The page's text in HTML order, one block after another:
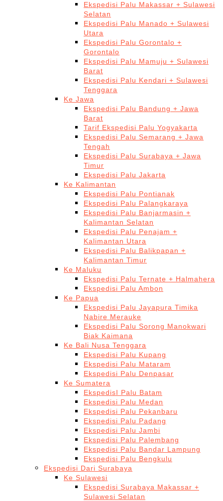
Ekspedisi Palu Makassar + Sulawesi
Selatan
Ekspedisi Palu Manado + Sulawesi
Utara
Ekspedisi Palu Gorontalo +
Gorontalo
Ekspedisi Palu Mamuju + Sulawesi
Barat
Ekspedisi Palu Kendari + Sulawesi
Tenggara
Ke Jawa
Ekspedisi Palu Bandung + Jawa
Barat
Tarif Ekspedisi Palu Yogyakarta
Ekspedisi Palu Semarang + Jawa
Tengah
Ekspedisi Palu Surabaya + Jawa
Timur
Ekspedisi Palu Jakarta
Ke Kalimantan
Ekspedisi Palu Pontianak
Ekspedisi Palu Palangkaraya
Ekspedisi Palu Banjarmasin +
Kalimantan Selatan
Ekspedisi Palu Penajam +
Kalimantan Utara
Ekspedisi Palu Balikpapan +
Kalimantan Timur
Ke Maluku
Ekspedisi Palu Ternate + Halmahera
Ekspedisi Palu Ambon
Ke Papua
Ekspedisi Palu Jayapura Timika
Nabire Merauke
Ekspedisi Palu Sorong Manokwari
Biak Kaimana
Ke Bali Nusa Tenggara
Ekspedisi Palu Kupang
Ekspedisi Palu Mataram
Ekspedisi Palu Denpasar
Ke Sumatera
EkspedisI Palu Batam
Ekspedisi Palu Medan
Ekspedisi Palu Pekanbaru
Ekspedisi Palu Padang
Ekspedisi Palu Jambi
Ekspedisi Palu Palembang
Ekspedisi Palu Bandar Lampung
Ekspedisi Palu Bengkulu
Ekspedisi Dari Surabaya
Ke Sulawesi
Ekspedisi Surabaya Makassar +
Sulawesi Selatan